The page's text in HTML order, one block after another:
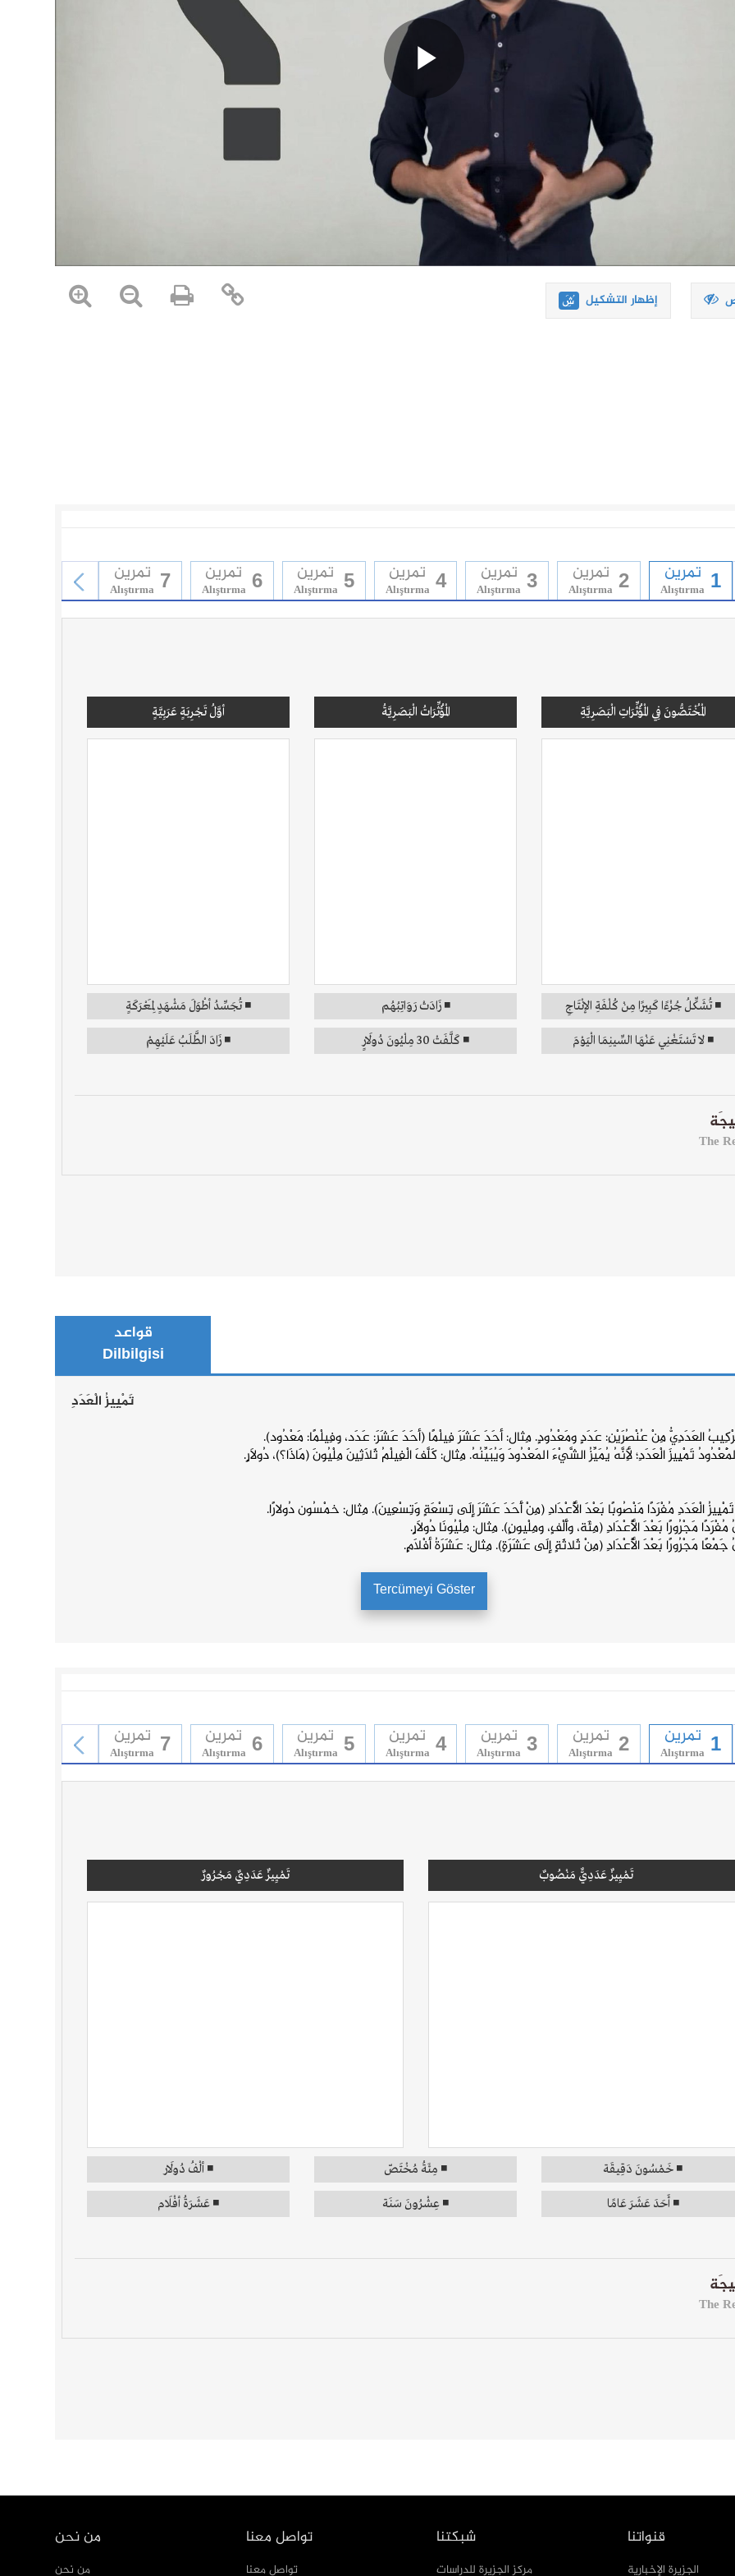
إظهار التشكيل
قواعد
Dilbilgisi
تَمْيِيزُ الْعَدَدِ
العَدَدِيُّ مِنْ عُنْصُرَيْنِ: عَدَدٍ ومَعْدُودٍ. مِثال: أحَدَ عَشَرَ فِيلْمًا (أحَدَ عَشَرَ: عَدَد، وفِيلْمًا: مَعْدُود).
تَمْيِيزَ الْعَدَدِ؛ لِأَنَّهُ يُمَيِّزُ الشَّيْءَ المَعْدُودَ وَيُبَيِّنُهُ. مِثال: كَلَّفَ الْفِيلْمُ ثَلَاثِينَ مِلْيُونَ (مَاذَا؟)، دُولَارٍ.
الْعَدَدِ مُفْرَدًا مَنْصُوبًا بَعْدَ الْأَعْدَادِ (مِنْ أَحَدَ عَشَرَ إِلَى تِسْعَةٍ وَتِسْعِينَ). مِثال: خمْسُون دُولارًا.
مَجْرُورًا بَعْدَ الْأَعْدَادِ (مِئَة، وأَلْفٍ، ومِلْيونٍ). مِثال: مِلْيُونَا دُولَارٍ.
مَجْرُورًا بَعْدَ الْأَعْدَادِ (مِنْ ثَلاثَةٍ إِلَى عَشَرَةٍ). مِثال: عَشَرَةُ أفْلَامٍ.
Tercümeyi Göster
من نحن
من نحن
تواصل معنا
تواصل معنا
شبكتنا
مركز الجزيرة للدراسات
قنواتنا
الجزيرة الإخبارية